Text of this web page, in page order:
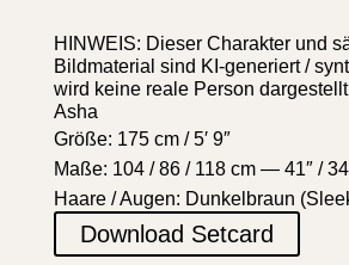
HINWEIS: Dieser Charakter und
Bildmaterial sind KI-generiert /
wird keine reale Person
Asha
Größe: 175 cm / 5′ 9″
Maße: 104 / 86 / 118 cm — 41″ /
Haare / Augen: Dunkelbraun
Download Setcard